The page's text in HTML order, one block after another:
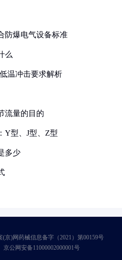
防爆电气设备标准
么
温冲击要求解析
流量的目的
Y型、J型、Z型
多少
京)网药械信息备字（2021）第00159号
京公网安备11000002000001号